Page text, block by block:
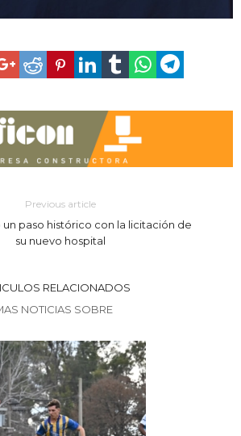
Previous article
paso histórico con la licitación de
su nuevo hospital
RELACIONADOS
NOTICIAS SOBRE